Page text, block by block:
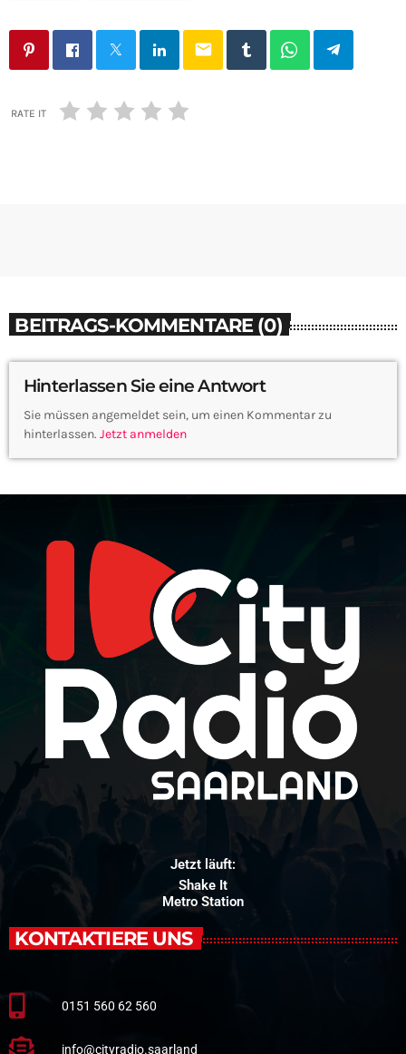
email
RATE IT
BEITRAGS-KOMMENTARE (0)
Hinterlassen Sie eine Antwort
Sie müssen angemeldet sein, um einen Kommentar zu
hinterlassen. Jetzt anmelden
Jetzt läuft:
Shake It
Metro Station
KONTAKTIERE UNS
0151 560 62 560
info@cityradio.saarland